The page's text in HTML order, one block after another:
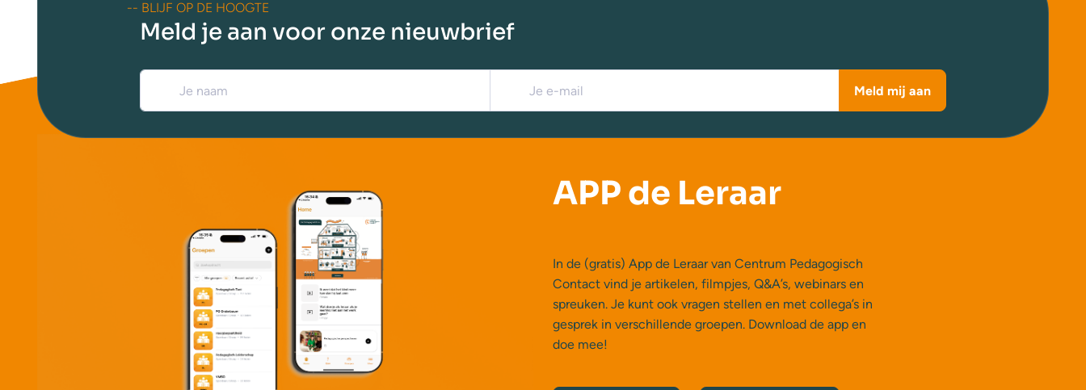
-- BLIJF OP DE HOOGTE
Meld je aan voor onze nieuwbrief
Meld mij aan
APP de Leraar
In de (gratis) App de Leraar van Centrum Pedagogisch
Contact vind je artikelen, filmpjes, Q&A’s, webinars en
spreuken. Je kunt ook vragen stellen en met collega’s in
gesprek in verschillende groepen. Download de app en
doe mee!